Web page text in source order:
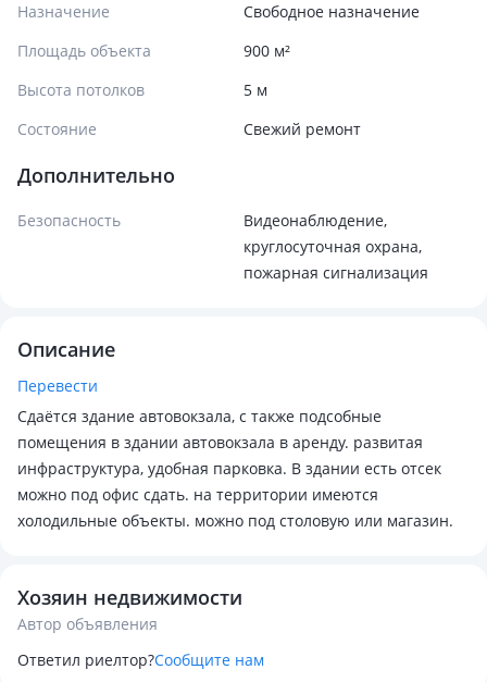
Назначение
Свободное назначение
Площадь объекта
900 м²
Высота потолков
5 м
Состояние
Cвежий ремонт
Дополнительно
Безопасность
Видеонаблюдение,
круглосуточная охрана,
пожарная сигнализация
Описание
Перевести
Сдаётся здание автовокзала, с также подсобные
помещения в здании автовокзала в аренду. развитая
инфраструктура, удобная парковка. В здании есть отсек
можно под офис сдать. на территории имеются
холодильные объекты. можно под столовую или магазин.
Хозяин недвижимости
Автор объявления
Ответил риелтор?Сообщите нам